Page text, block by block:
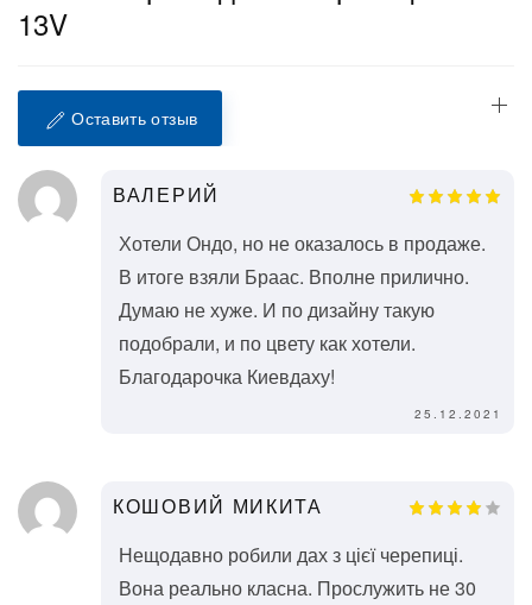
13V
Оставить отзыв
ВАЛЕРИЙ
Хотели Ондо, но не оказалось в продаже.
В итоге взяли Браас. Вполне прилично.
Думаю не хуже. И по дизайну такую
подобрали, и по цвету как хотели.
Благодарочка Киевдаху!
25.12.2021
КОШОВИЙ МИКИТА
Нещодавно робили дах з цієї черепиці.
Вона реально класна. Прослужить не 30